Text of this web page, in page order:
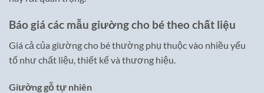
Báo giá các mẫu giường cho bé theo chất liệu
Giá cả của giường cho bé thường phụ thuộc vào nhiều yếu
tố như chất liệu, thiết kế và thương hiệu.
Giường gỗ tự nhiên